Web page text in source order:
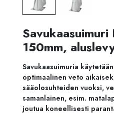
150mm,
Savukaasuimuria
optimaalinen veto
sääolosuhteiden vuoksi,
samanlainen, esim.
joutua koneellisesti